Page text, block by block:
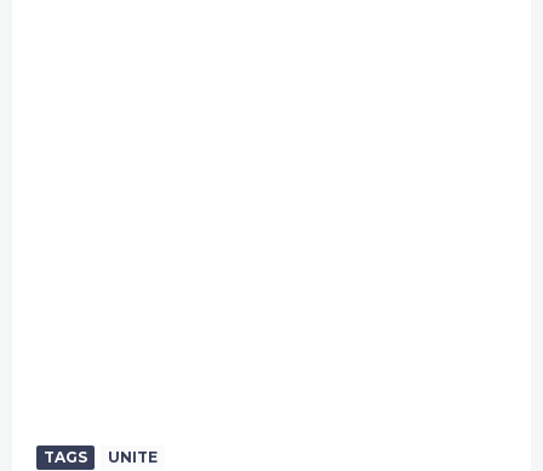
TAGS UNITE